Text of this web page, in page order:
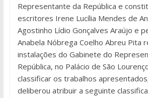
Representante da República e
escritores Irene Lucília Mendes de
Agostinho Lídio Gonçalves Araújo e
Anabela Nóbrega Coelho Abreu Pita
instalações do Gabinete do
República, no Palácio de São
classificar os trabalhos
deliberou atribuir a seguinte